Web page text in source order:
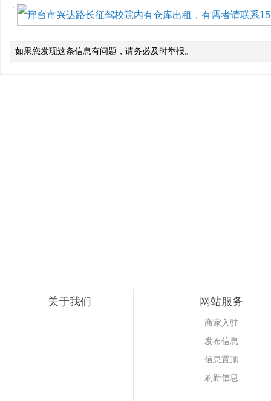
如果您发现这条信息有问题，请务必及时举报。
关于我们 网站服务
商家入驻
发布信息
信息置顶
刷新信息